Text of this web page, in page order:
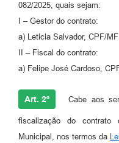
082/2025, quais sejam:
I – Gestor do contrato:
a) Leticia Salvador, CPF/
II – Fiscal do contrato:
a) Felipe José Cardoso,
Art. 2º Cabe aos
fiscalização do contrato
Municipal, nos termos da